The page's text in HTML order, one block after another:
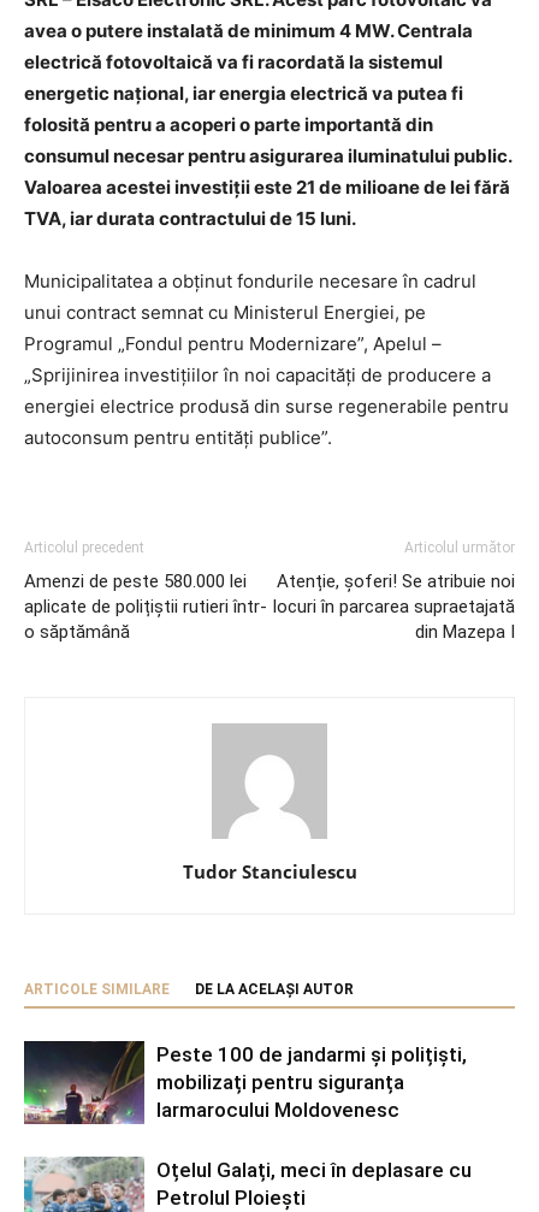
avea o putere instalată de minimum 4 MW. Centrala
electrică fotovoltaică va fi racordată la sistemul
energetic național, iar energia electrică va putea fi
folosită pentru a acoperi o parte importantă din
consumul necesar pentru asigurarea iluminatului public.
Valoarea acestei investiții este 21 de milioane de lei fără
TVA, iar durata contractului de 15 luni.
Municipalitatea a obținut fondurile necesare în cadrul
unui contract semnat cu Ministerul Energiei, pe
Programul „Fondul pentru Modernizare”, Apelul –
„Sprijinirea investițiilor în noi capacități de producere a
energiei electrice produsă din surse regenerabile pentru
autoconsum pentru entități publice”.
Articolul precedent
Amenzi de peste 580.000 lei
aplicate de polițiștii rutieri într-
o săptămână
Articolul următor
Atenție, șoferi! Se atribuie noi
locuri în parcarea supraetajată
din Mazepa I
Tudor Stanciulescu
ARTICOLE SIMILARE DE LA ACELAȘI AUTOR
Peste 100 de jandarmi și polițiști,
mobilizați pentru siguranța
Iarmarocului Moldovenesc
Oțelul Galați, meci în deplasare cu
Petrolul Ploiești